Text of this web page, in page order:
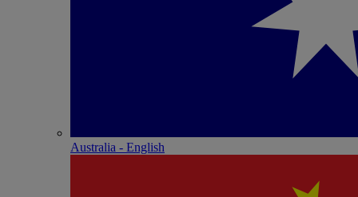
Australia - English